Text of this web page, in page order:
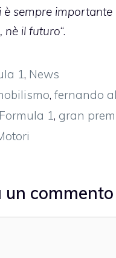
è sempre importante
nè il futuro“.
1, News
,fernando
Formula 1, gran
un commento